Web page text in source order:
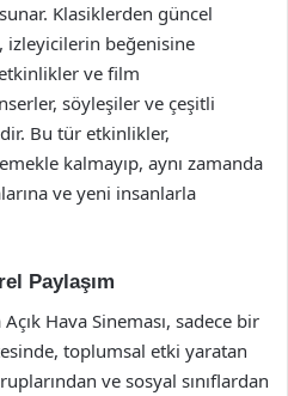
Klasiklerden güncel
izleyicilerin beğenisine
ve film
söyleşiler ve çeşitli
Bu tür etkinlikler,
kalmayıp, aynı zamanda
ve yeni insanlarla
Paylaşım
Açık Hava Sineması, sadece bir
toplumsal etki yaratan
ve sosyal sınıflardan